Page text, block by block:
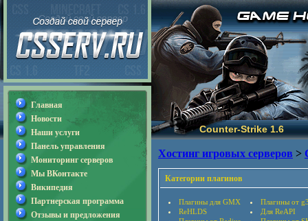
Counter-Strike 1.6
Хостинг игровых серверов >
Категории плагинов
Плагины для GMX
Плагины от
ReHLDS
Для ReAPI
Главная
Новости
Наши услуги
Панель управления
Мониторинг серверов
Мы ВКонтакте
Википедия
Партнерская программа
Отзывы и предложения